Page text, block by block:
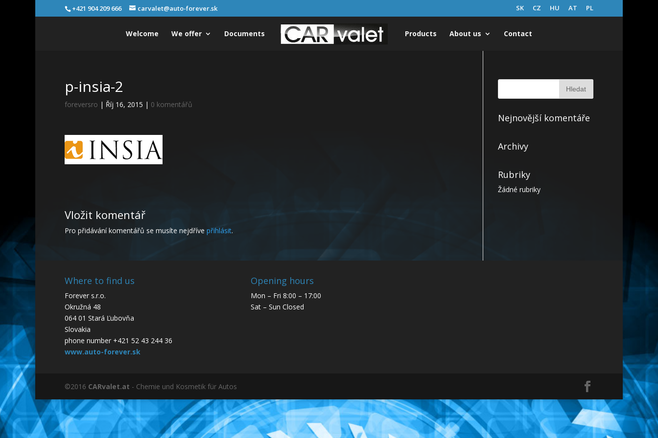
+421 904 209 666 carvalet@auto-forever.sk SK CZ HU AT PL
Welcome We offer Documents Products About us Contact
p-insia-2
foreversro | Říj 16, 2015 | 0 komentářů
Vložit komentář
Pro přidávání komentářů se musíte nejdříve přihlásit.
Nejnovější komentáře
Archivy
Rubriky
Žádné rubriky
Where to find us
Forever s.r.o.
Okružná 48
064 01 Stará Ľubovňa
Slovakia
phone number +421 52 43 244 36
www.auto-forever.sk
Opening hours
Mon – Fri 8:00 – 17:00
Sat – Sun Closed
©2016 CARvalet.at - Chemie und Kosmetik für Autos